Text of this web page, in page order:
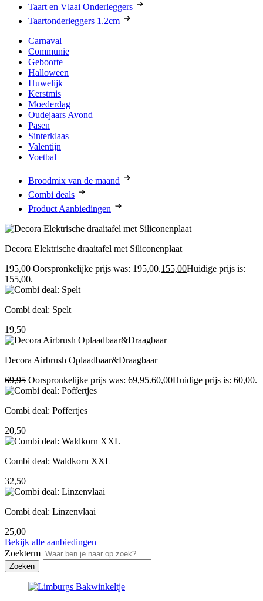
Taart en Vlaai Onderleggers
Taartonderleggers 1.2cm
Carnaval
Communie
Geboorte
Halloween
Huwelijk
Kerstmis
Moederdag
Oudejaars Avond
Pasen
Sinterklaas
Valentijn
Voetbal
Broodmix van de maand
Combi deals
Product Aanbiedingen
Decora Elektrische draaitafel met Siliconenplaat
195,00 Oorspronkelijke prijs was: 195,00.155,00Huidige prijs is:
155,00.
Combi deal: Spelt
19,50
Decora Airbrush Oplaadbaar&Draagbaar
69,95 Oorspronkelijke prijs was: 69,95.60,00Huidige prijs is: 60,00.
Combi deal: Poffertjes
20,50
Combi deal: Waldkorn XXL
32,50
Combi deal: Linzenvlaai
25,00
Bekijk alle aanbiedingen
Zoekterm